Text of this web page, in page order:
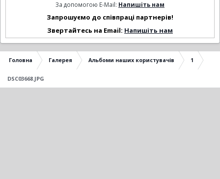
За допомогою E-Mail: Напишіть нам
Запрошуємо до співпраці партнерів!
Звертайтесь на Email: Напишіть нам
Головна Галерея Альбоми наших користувачів 1
DSC03668.JPG